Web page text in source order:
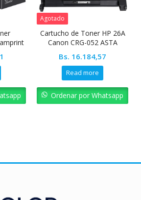
Agotado
Cartucho de Toner HP 26A
Canon CRG-052 ASTA
Bs. 16.184,57
Read more
Ordenar por Whatsapp